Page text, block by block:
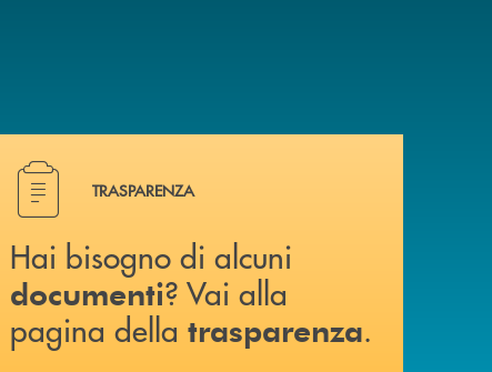
Hai bisogno di alcuni documenti ? Vai alla pagina della
TRASPARENZA
Hai bisogno di alcuni
documenti? Vai alla
pagina della trasparenza.